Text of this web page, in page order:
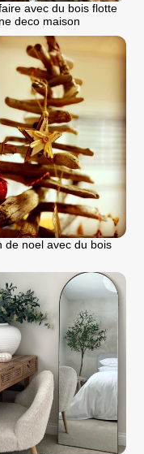
avec du bois flotte
deco maison
de noel avec du bois